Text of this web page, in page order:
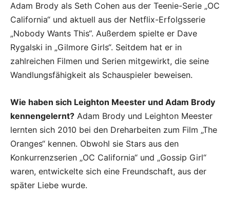
Adam Brody als Seth Cohen aus der Teenie-Serie „OC
California“ und aktuell aus der Netflix-Erfolgsserie
„Nobody Wants This“. Außerdem spielte er Dave
Rygalski in „Gilmore Girls“. Seitdem hat er in
zahlreichen Filmen und Serien mitgewirkt, die seine
Wandlungsfähigkeit als Schauspieler beweisen.
Wie haben sich Leighton Meester und Adam Brody
kennengelernt? Adam Brody und Leighton Meester
lernten sich 2010 bei den Dreharbeiten zum Film „The
Oranges“ kennen. Obwohl sie Stars aus den
Konkurrenzserien „OC California“ und „Gossip Girl“
waren, entwickelte sich eine Freundschaft, aus der
später Liebe wurde.